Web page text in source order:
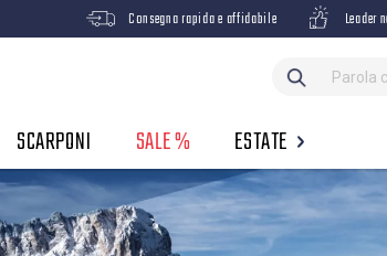
Consegna rapida e affidabile
SCARPONI SALE % ESTATE